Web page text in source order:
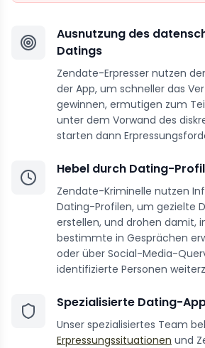
Ausnutzung des
Datings
Zendate-Erpresser nutzen
der App, um schneller das
gewinnen, ermutigen zum
unter dem Vorwand des
starten dann
Hebel durch Dating-
Zendate-Kriminelle nutzen
Dating-Profilen, um gezielte
erstellen, und drohen damit,
bestimmte in Gesprächen
oder über Social-Media-
identifizierte Personen
Spezialisierte Dating-
Unser spezialisiertes Team
Erpressungssituationen und